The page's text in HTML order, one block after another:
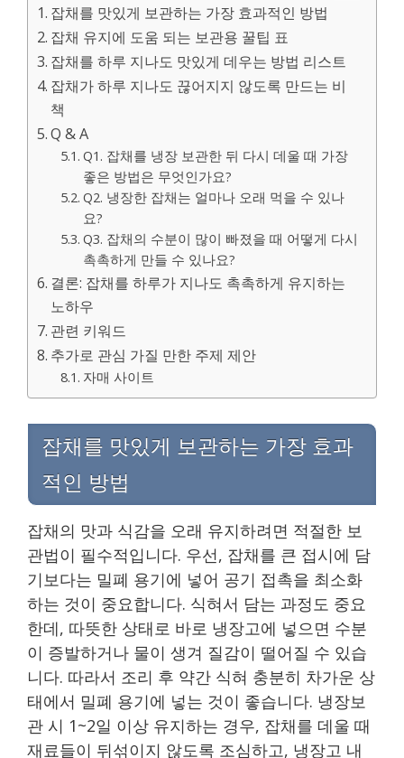
잡채를 맛있게 보관하는 가장 효과적인 방법
잡채 유지에 도움 되는 보관용 꿀팁 표
잡채를 하루 지나도 맛있게 데우는 방법 리스트
잡채가 하루 지나도 끊어지지 않도록 만드는 비
책
Q & A
Q1. 잡채를 냉장 보관한 뒤 다시 데울 때 가장
좋은 방법은 무엇인가요?
Q2. 냉장한 잡채는 얼마나 오래 먹을 수 있나
요?
Q3. 잡채의 수분이 많이 빠졌을 때 어떻게 다시
촉촉하게 만들 수 있나요?
결론: 잡채를 하루가 지나도 촉촉하게 유지하는
노하우
관련 키워드
추가로 관심 가질 만한 주제 제안
자매 사이트
잡채를 맛있게 보관하는 가장 효과
적인 방법
잡채의 맛과 식감을 오래 유지하려면 적절한 보
관법이 필수적입니다. 우선, 잡채를 큰 접시에 담
기보다는 밀폐 용기에 넣어 공기 접촉을 최소화
하는 것이 중요합니다. 식혀서 담는 과정도 중요
한데, 따뜻한 상태로 바로 냉장고에 넣으면 수분
이 증발하거나 물이 생겨 질감이 떨어질 수 있습
니다. 따라서 조리 후 약간 식혀 충분히 차가운 상
태에서 밀폐 용기에 넣는 것이 좋습니다. 냉장보
관 시 1~2일 이상 유지하는 경우, 잡채를 데울 때
재료들이 뒤섞이지 않도록 조심하고, 냉장고 내